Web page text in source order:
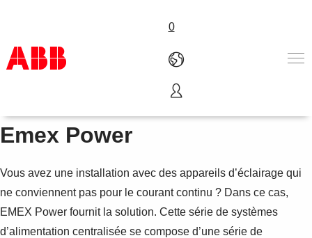
0
Produits & Services
Industries
Contactez-nous
Carrières
Emex Power
Vous avez une installation avec des appareils d’éclairage qui
ne conviennent pas pour le courant continu ? Dans ce cas,
EMEX Power fournit la solution. Cette série de systèmes
d’alimentation centralisée se compose d’une série de